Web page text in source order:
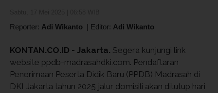
Reporter: Adi Wikanto | Editor: Adi Wikanto
KONTAN.CO.ID - Jakarta. Segera kunjungi link
website ppdb-madrasahdki.com. Pendaftaran
Penerimaan Peserta Didik Baru (PPDB) Madrasah di
DKI Jakarta tahun 2025 jalur domisili akan ditutup hari